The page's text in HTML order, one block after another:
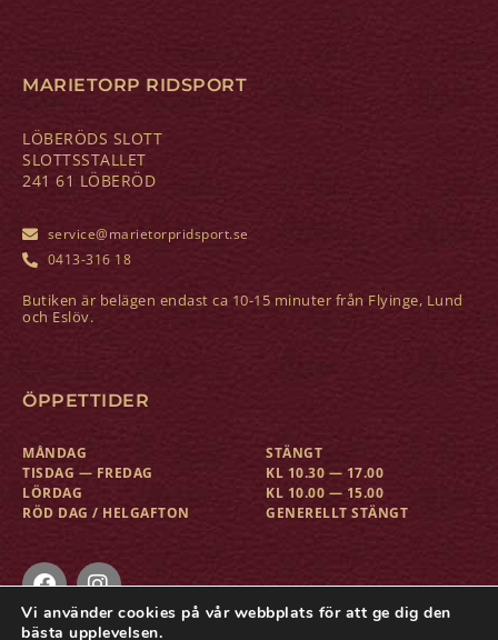
MARIETORP RIDSPORT
LÖBERÖDS SLOTT
SLOTTSSTALLET
241 61 LÖBERÖD
service@marietorpridsport.se
0413-316 18
Butiken är belägen endast ca 10-15 minuter från Flyinge, Lund
och Eslöv.
ÖPPETTIDER
MÅNDAG
TISDAG — FREDAG
LÖRDAG
RÖD DAG / HELGAFTON
STÄNGT
KL 10.30 — 17.00
KL 10.00 — 15.00
GENERELLT STÄNGT
Vi använder cookies på vår webbplats för att ge dig den
bästa upplevelsen.